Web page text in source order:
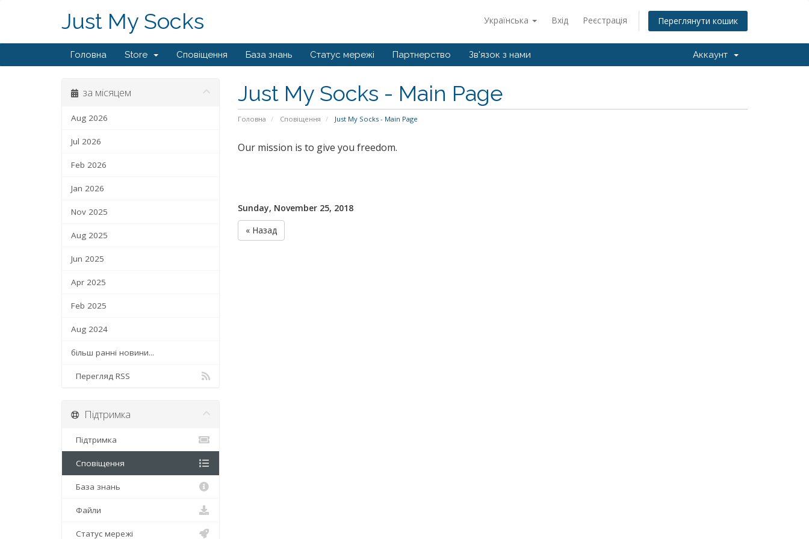
Українська Вхід Реєстрація Переглянути кошик
Just My Socks
Головна Store Сповіщення База знань Статус мережі Партнерство Зв'язок з нами Аккаунт
Just My Socks - Main Page
Головна Сповіщення Just My Socks - Main Page
за місяцем
Aug 2026
Jul 2026
Feb 2026
Jan 2026
Nov 2025
Aug 2025
Jun 2025
Apr 2025
Feb 2025
Aug 2024
більш ранні новини...
Перегляд RSS
Our mission is to give you freedom.
Sunday, November 25, 2018
« Назад
Підтримка
Підтримка
Сповіщення
База знань
Файли
Статус мережі